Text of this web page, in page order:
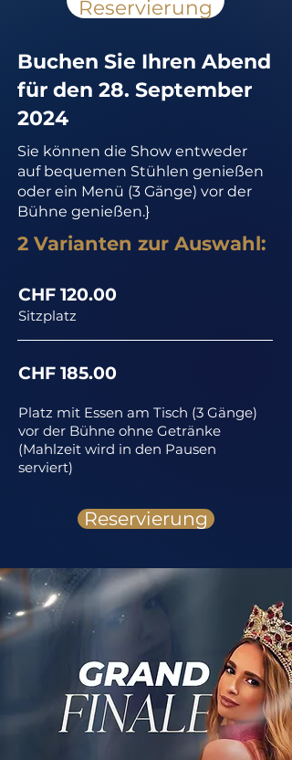
Reservierung
Buchen Sie Ihren Abend
für den 28. September
2024
Sie können die Show entweder
auf bequemen Stühlen genießen
oder ein Menü (3 Gänge) vor der
Bühne genießen.}
2 Varianten zur Auswahl:
CHF 120.00
Sitzplatz
CHF 185.00
Platz mit Essen am Tisch (3 Gänge)
vor der Bühne ohne Getränke
(Mahlzeit wird in den Pausen
serviert)
Reservierung